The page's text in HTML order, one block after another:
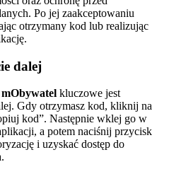
Po jej zaakceptowaniu
otrzymany kod lub realizując
dalej
mObywatel kluczowe jest
Gdy otrzymasz kod, kliknij na
kod”. Następnie wklej go w
a potem naciśnij przycisk
i uzyskać dostęp do